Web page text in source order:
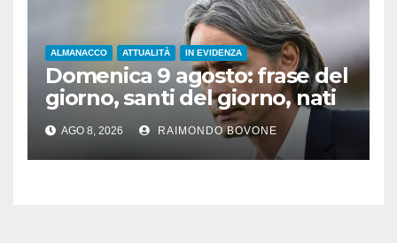
ALMANACCO ATTUALITÀ IN EVIDENZA
Domenica 9 agosto: frase del
giorno, santi del giorno, nati
famosi, accadde oggi
AGO 8, 2026 RAIMONDO BOVONE